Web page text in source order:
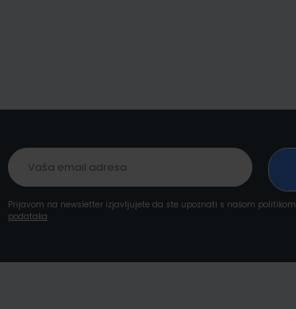
Prijavom na newsletter izjavljujete da ste upoznati s našom politikom
podataka